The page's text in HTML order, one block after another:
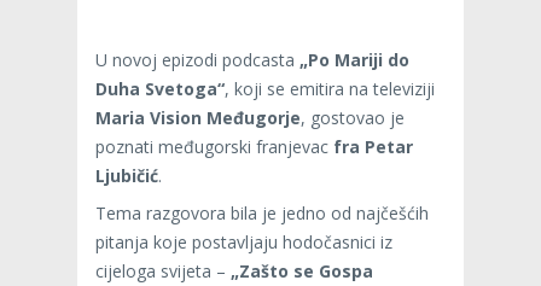
U novoj epizodi podcasta „Po Mariji do
Duha Svetoga“, koji se emitira na televiziji
Maria Vision Međugorje, gostovao je
poznati međugorski franjevac fra Petar
Ljubičić.
Tema razgovora bila je jedno od najčešćih
pitanja koje postavljaju hodočasnici iz
cijeloga svijeta – „Zašto se Gospa